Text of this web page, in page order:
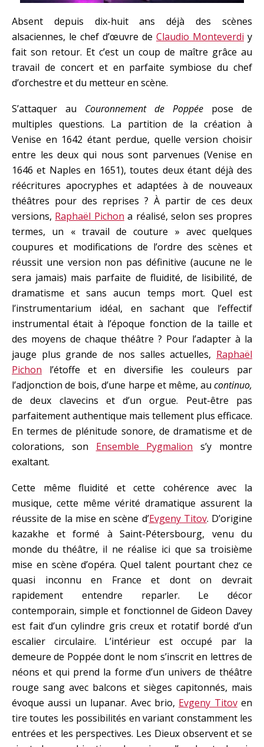
Absent depuis dix-huit ans déjà des scènes
alsaciennes, le chef d’œuvre de Claudio Monteverdi y
fait son retour. Et c’est un coup de maître grâce au
travail de concert et en parfaite symbiose du chef
d’orchestre et du metteur en scène.
S’attaquer au Couronnement de Poppée pose de
multiples questions. La partition de la création à
Venise en 1642 étant perdue, quelle version choisir
entre les deux qui nous sont parvenues (Venise en
1646 et Naples en 1651), toutes deux étant déjà des
réécritures apocryphes et adaptées à de nouveaux
théâtres pour des reprises ? À partir de ces deux
versions, Raphaël Pichon a réalisé, selon ses propres
termes, un « travail de couture » avec quelques
coupures et modifications de l’ordre des scènes et
réussit une version non pas définitive (aucune ne le
sera jamais) mais parfaite de fluidité, de lisibilité, de
dramatisme et sans aucun temps mort. Quel est
l’instrumentarium idéal, en sachant que l’effectif
instrumental était à l’époque fonction de la taille et
des moyens de chaque théâtre ? Pour l’adapter à la
jauge plus grande de nos salles actuelles, Raphaël
Pichon l’étoffe et en diversifie les couleurs par
l’adjonction de bois, d’une harpe et même, au continuo,
de deux clavecins et d’un orgue. Peut-être pas
parfaitement authentique mais tellement plus efficace.
En termes de plénitude sonore, de dramatisme et de
colorations, son Ensemble Pygmalion s’y montre
exaltant.
Cette même fluidité et cette cohérence avec la
musique, cette même vérité dramatique assurent la
réussite de la mise en scène d’Evgeny Titov. D’origine
kazakhe et formé à Saint-Pétersbourg, venu du
monde du théâtre, il ne réalise ici que sa troisième
mise en scène d’opéra. Quel talent pourtant chez ce
quasi inconnu en France et dont on devrait
rapidement entendre reparler. Le décor
contemporain, simple et fonctionnel de Gideon Davey
est fait d’un cylindre gris creux et rotatif bordé d’un
escalier circulaire. L’intérieur est occupé par la
demeure de Poppée dont le nom s’inscrit en lettres de
néons et qui prend la forme d’un univers de théâtre
rouge sang avec balcons et sièges capitonnés, mais
évoque aussi un lupanar. Avec brio, Evgeny Titoven
tire toutes les possibilités en variant constamment les
entrées et les perspectives. Les Dieux observent et se